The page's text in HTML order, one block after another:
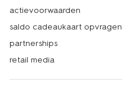
actievoorwaarden
saldo cadeaukaart opvragen
partnerships
retail media